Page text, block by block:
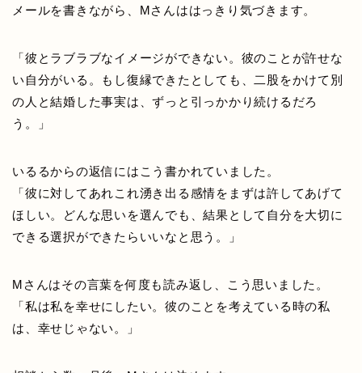
メールを書きながら、Mさんははっきり気づきます。
「彼とラブラブなイメージができない。彼のことが許せな
い自分がいる。もし復縁できたとしても、二股をかけて別
の人と結婚した事実は、ずっと引っかかり続けるだろ
う。」
いるるからの返信にはこう書かれていました。
「彼に対してあれこれ湧き出る感情をまずは許してあげて
ほしい。どんな思いを選んでも、結果として自分を大切に
できる選択ができたらいいなと思う。」
Mさんはその言葉を何度も読み返し、こう思いました。
「私は私を幸せにしたい。彼のことを考えている時の私
は、幸せじゃない。」